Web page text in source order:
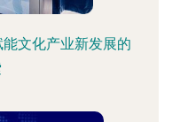
文化产业新发展的